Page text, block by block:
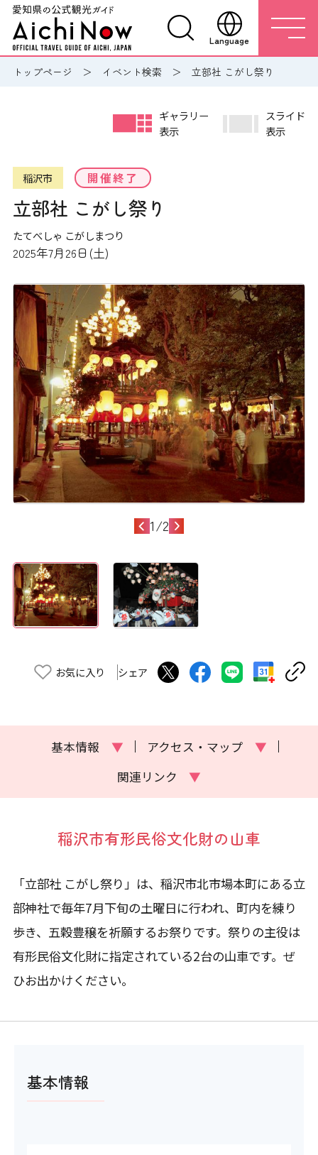
Language
トップページ イベント検索 立部社 こがし祭り
稲沢市 開催終了
立部社 こがし祭り
たてべしゃ こがしまつり
2025年7月26日(土)
ギャラリー
表示
スライド
表示
1/2
お気に入り シェア
基本情報 ▼ アクセス・マップ
▼
関連リンク
▼
稲沢市有形民俗文化財の山車
「立部社 こがし祭り」は、稲沢市北市場本町にある立
部神社で毎年7月下旬の土曜日に行われ、町内を練り
歩き、五穀豊穣を祈願するお祭りです。祭りの主役は
有形民俗文化財に指定されている2台の山車です。ぜ
ひお出かけください。
基本情報